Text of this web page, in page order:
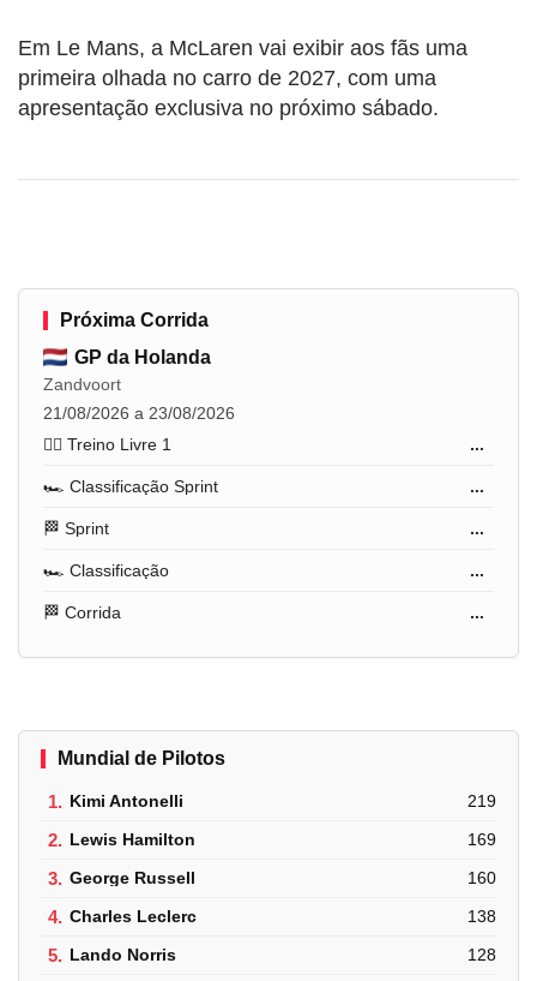
Em Le Mans, a McLaren vai exibir aos fãs uma
primeira olhada no carro de 2027, com uma
apresentação exclusiva no próximo sábado.
Próxima Corrida
GP da Holanda
Zandvoort
21/08/2026 a 23/08/2026
🏋️‍♂️ Treino Livre 1
...
🏎️ Classificação Sprint ...
🏁 Sprint ...
🏎️ Classificação ...
🏁 Corrida ...
Mundial de Pilotos
1. Kimi Antonelli 219
2. Lewis Hamilton 169
3. George Russell 160
4. Charles Leclerc 138
5. Lando Norris 128